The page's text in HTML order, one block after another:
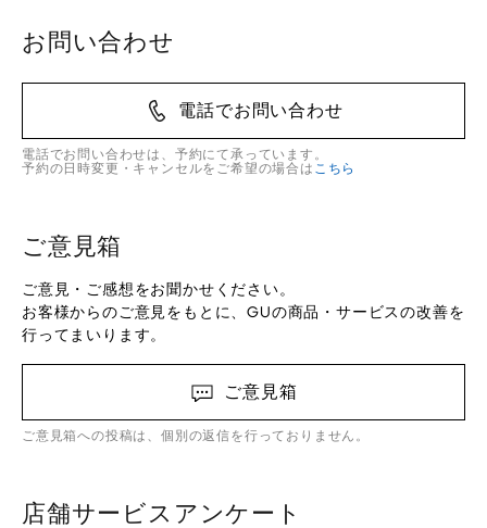
お問い合わせ
電話でお問い合わせ
電話でお問い合わせは、予約にて承っています。
予約の日時変更・キャンセルをご希望の場合は こちら
ご意見箱
ご意見・ご感想をお聞かせください。
お客様からのご意見をもとに、GUの商品・サービスの改善を
行ってまいります。
ご意見箱
ご意見箱への投稿は、個別の返信を行っておりません。
店舗サービスアンケート